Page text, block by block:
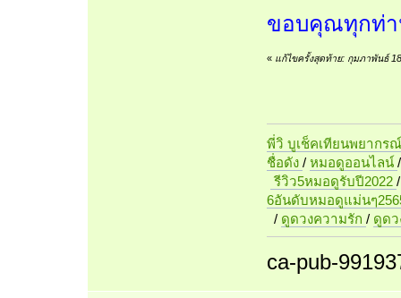
ขอบคุณทุกท่า
« แก้ไขครั้งสุดท้าย: กุมภาพันธ์
พี่วิ บูเช็คเทียนพยากร
ชื่อดัง / หมอดูออนไลน์
รีวิว5หมอดูรับปี2022
6อันดับหมอดูแม่นๆ
/ ดูดวงความรัก / ดูด
ca-pub-